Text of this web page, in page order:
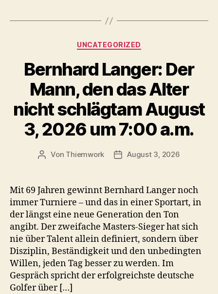
Kategorien
UNCATEGORIZED
Bernhard Langer: Der
Mann, den das Alter
nicht schlägtam August
3, 2026 um 7:00 a.m.
Beitragsautor
Von Thiemwork Veröffentlichungsdatum
August 3, 2026
Mit 69 Jahren gewinnt Bernhard Langer noch
immer Turniere – und das in einer Sportart, in
der längst eine neue Generation den Ton
angibt. Der zweifache Masters-Sieger hat sich
nie über Talent allein definiert, sondern über
Disziplin, Beständigkeit und den unbedingten
Willen, jeden Tag besser zu werden. Im
Gespräch spricht der erfolgreichste deutsche
Golfer über […]